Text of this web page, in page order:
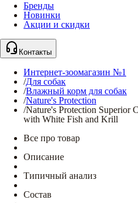
Бренды
Новинки
Акции и скидки
Контакты
Интернет-зоомагазин №1
/Для собак
/Влажный корм для собак
/Nature's Protection
/Nature's Protection Superior
with White Fish and Krill
Все про товар
Описание
Типичный анализ
Состав